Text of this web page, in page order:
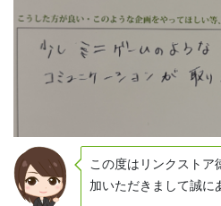
この度はリンクストア
加いただきまして誠に